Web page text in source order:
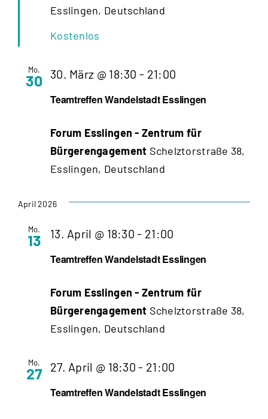
Esslingen, Deutschland
Kostenlos
Mo.
30
Teamtreffen Wandelstadt Esslingen
30. März @ 18:30 - 21:00
Wandelstadt
Forum Esslingen - Zentrum für
Bürgerengagement Schelztorstraße 38,
Esslingen, Deutschland
April 2026
Mo.
13
Teamtreffen Wandelstadt Esslingen
13. April @ 18:30 - 21:00
Wandelstadt
Forum Esslingen - Zentrum für
Bürgerengagement Schelztorstraße 38,
Esslingen, Deutschland
Mo.
27
Teamtreffen Wandelstadt Esslingen
27. April @ 18:30 - 21:00
Wandelstadt